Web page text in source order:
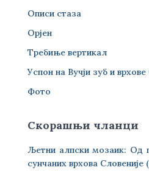
Описи стаза
Орјен
Требиње вертикал
Успон на Вучји зуб и врхове
Фото
Скорашњи чланци
Љетни алпски мозаик: Од
сунчаних врхова